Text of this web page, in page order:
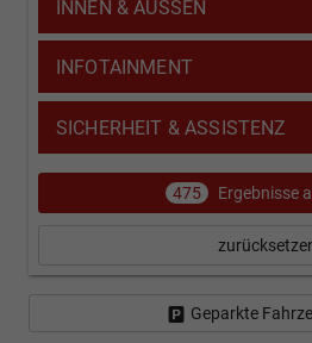
INNEN & AUSSEN
INFOTAINMENT
SICHERHEIT & ASSISTENZ
475 Ergebnisse
Geparkte